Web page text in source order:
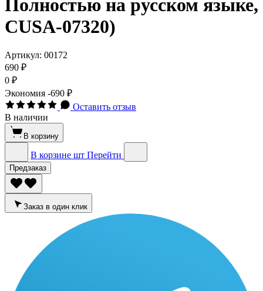
Полностью на русском языке,
CUSA-07320)
Артикул: 00172
690 ₽
0 ₽
Экономия -690 ₽
Оставить отзыв
В наличии
В корзину
В корзине шт Перейти
Предзаказ
Заказ в один клик